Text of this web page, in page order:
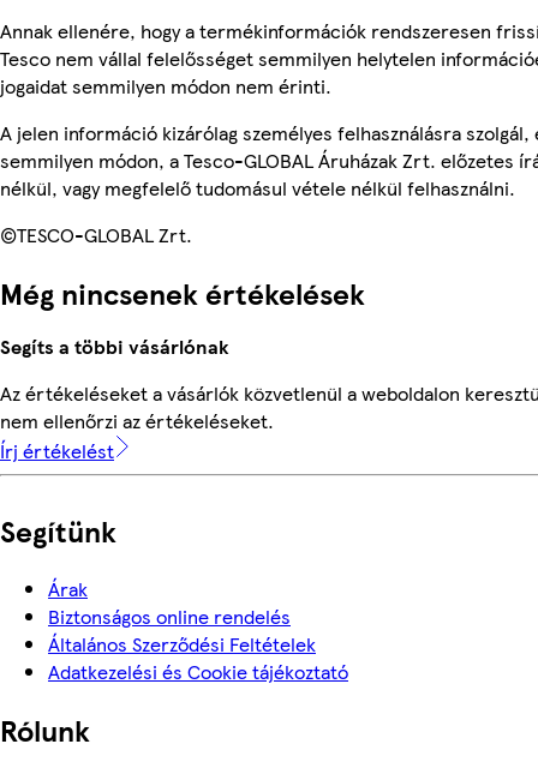
Annak ellenére, hogy a termékinformációk rendszeresen
Tesco nem vállal felelősséget semmilyen helytelen
jogaidat semmilyen módon nem érinti.
A jelen információ kizárólag személyes felhasználásra
semmilyen módon, a Tesco-GLOBAL Áruházak Zrt. előzetes
nélkül, vagy megfelelő tudomásul vétele nélkül felhasználni.
©TESCO-GLOBAL Zrt.
Még nincsenek értékelések
Segíts a többi vásárlónak
Az értékeléseket a vásárlók közvetlenül a weboldalon
nem ellenőrzi az értékeléseket.
Írj értékelést
Segítünk
Árak
Biztonságos online rendelés
Általános Szerződési Feltételek
Adatkezelési és Cookie tájékoztató
Rólunk